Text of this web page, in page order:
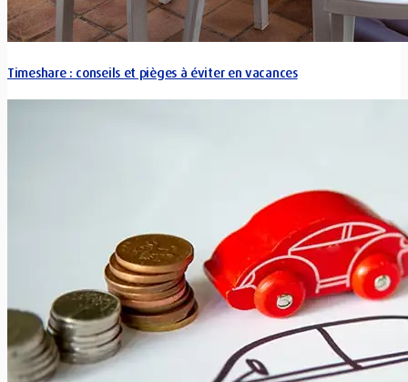
Timeshare : conseils et pièges à éviter en vacances